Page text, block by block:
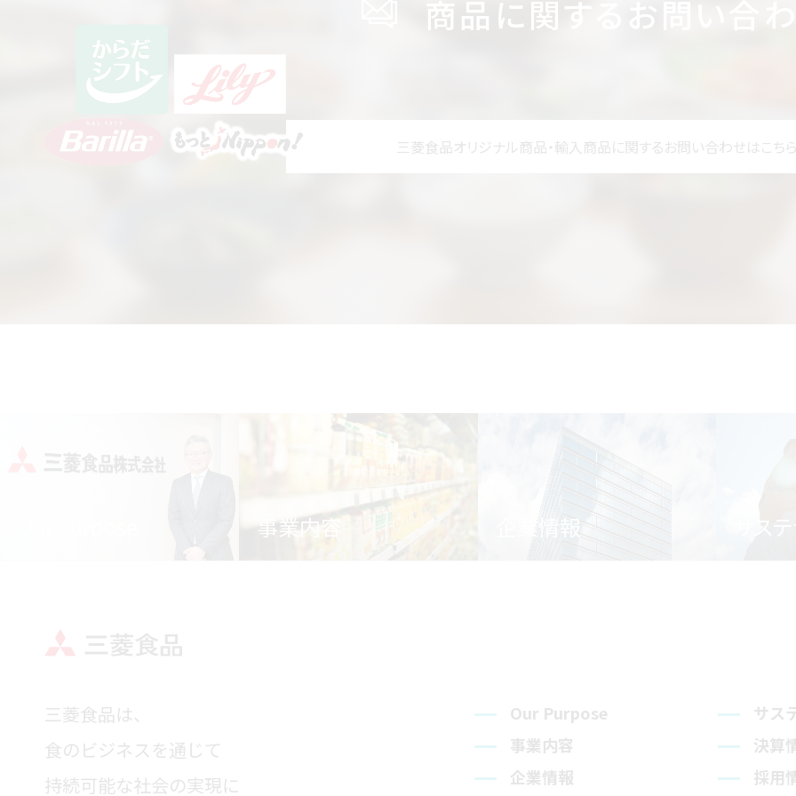
商品に関するお問い合
三菱食品オリジナル商品・輸入商品に関するお問い合わせはこち
事業内容 企業情報 サス
三菱食品は、
食のビジネスを通じて
持続可能な社会の実現に
Our Purpose
事業内容
企業情報
サス
決算
採用